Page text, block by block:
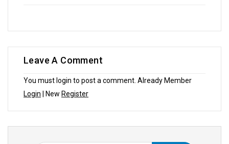
Leave A Comment
You must login to post a comment. Already Member
Login | New Register